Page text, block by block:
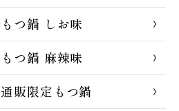
もつ鍋 しお味
もつ鍋 麻辣味
通販限定もつ鍋